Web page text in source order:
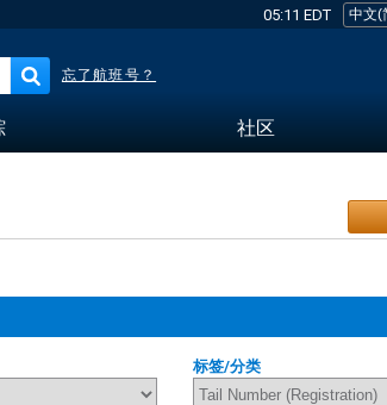
05:11 EDT
忘了航班号？
社区
标签/分类